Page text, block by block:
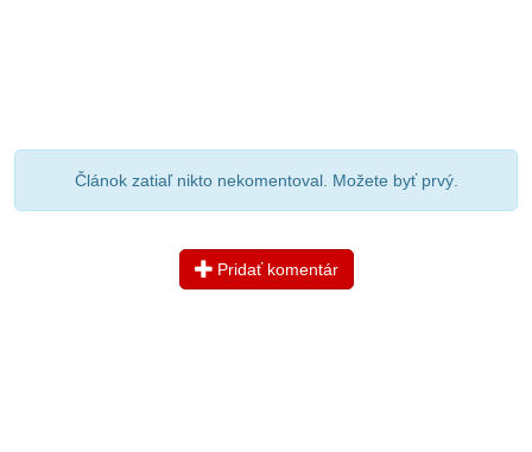
Článok zatiaľ nikto nekomentoval. Možete byť prvý.
Pridať komentár